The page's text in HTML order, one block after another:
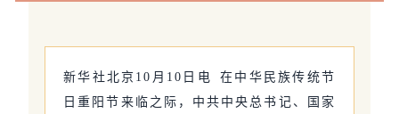
新华社北京10月10日电 在中华民族传统节
日重阳节来临之际，中共中央总书记、国家